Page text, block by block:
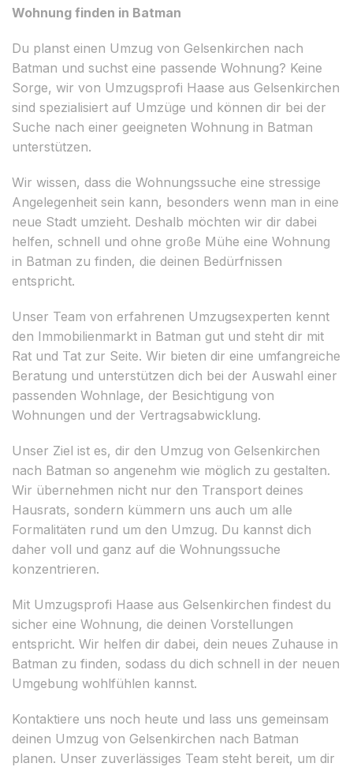
Wohnung finden in Batman
Du planst einen Umzug von Gelsenkirchen nach
Batman und suchst eine passende Wohnung? Keine
Sorge, wir von Umzugsprofi Haase aus Gelsenkirchen
sind spezialisiert auf Umzüge und können dir bei der
Suche nach einer geeigneten Wohnung in Batman
unterstützen.
Wir wissen, dass die Wohnungssuche eine stressige
Angelegenheit sein kann, besonders wenn man in eine
neue Stadt umzieht. Deshalb möchten wir dir dabei
helfen, schnell und ohne große Mühe eine Wohnung
in Batman zu finden, die deinen Bedürfnissen
entspricht.
Unser Team von erfahrenen Umzugsexperten kennt
den Immobilienmarkt in Batman gut und steht dir mit
Rat und Tat zur Seite. Wir bieten dir eine umfangreiche
Beratung und unterstützen dich bei der Auswahl einer
passenden Wohnlage, der Besichtigung von
Wohnungen und der Vertragsabwicklung.
Unser Ziel ist es, dir den Umzug von Gelsenkirchen
nach Batman so angenehm wie möglich zu gestalten.
Wir übernehmen nicht nur den Transport deines
Hausrats, sondern kümmern uns auch um alle
Formalitäten rund um den Umzug. Du kannst dich
daher voll und ganz auf die Wohnungssuche
konzentrieren.
Mit Umzugsprofi Haase aus Gelsenkirchen findest du
sicher eine Wohnung, die deinen Vorstellungen
entspricht. Wir helfen dir dabei, dein neues Zuhause in
Batman zu finden, sodass du dich schnell in der neuen
Umgebung wohlfühlen kannst.
Kontaktiere uns noch heute und lass uns gemeinsam
deinen Umzug von Gelsenkirchen nach Batman
planen. Unser zuverlässiges Team steht bereit, um dir